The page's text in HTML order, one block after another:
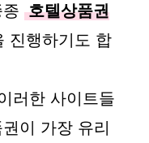
호텔상품권
진행하기도 합
러한 사이트들
이 가장 유리